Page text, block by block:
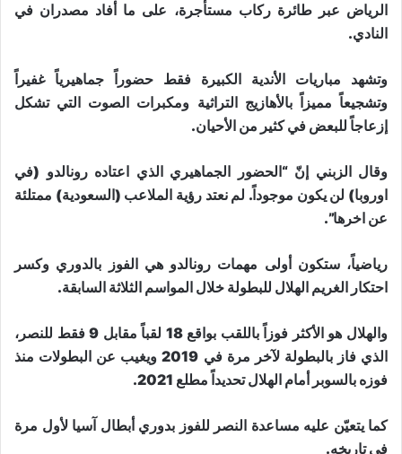
الرياض عبر طائرة ركاب مستأجرة، على ما أفاد مصدران في
النادي.
وتشهد مباريات الأندية الكبيرة فقط حضوراً جماهيرياً غفيراً
وتشجيعاً مميزاً بالأهازيج التراثية ومكبرات الصوت التي تشكل
إزعاجاً للبعض في كثير من الأحيان.
وقال الزبني إنّ “الحضور الجماهيري الذي اعتاده رونالدو (في
اوروبا) لن يكون موجوداً. لم نعتد رؤية الملاعب (السعودية) ممتلئة
عن اخرها”.
رياضياً، ستكون أولى مهمات رونالدو هي الفوز بالدوري وكسر
احتكار الغريم الهلال للبطولة خلال المواسم الثلاثة السابقة.
والهلال هو الأكثر فوزاً باللقب بواقع 18 لقباً مقابل 9 فقط للنصر،
الذي فاز بالبطولة لآخر مرة في 2019 ويغيب عن البطولات منذ
فوزه بالسوبر أمام الهلال تحديداً مطلع 2021.
كما يتعيّن عليه مساعدة النصر للفوز بدوري أبطال آسيا لأول مرة
في تاريخه.